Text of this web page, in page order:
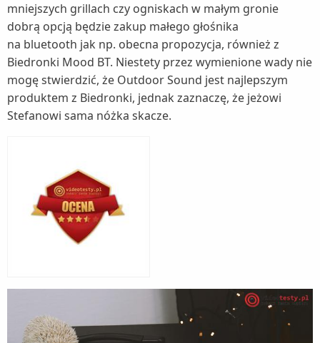
mniejszych grillach czy ogniskach w małym gronie
dobrą opcją będzie zakup małego głośnika
na bluetooth jak np. obecna propozycja, również z
Biedronki Mood BT. Niestety przez wymienione wady nie
mogę stwierdzić, że Outdoor Sound jest najlepszym
produktem z Biedronki, jednak zaznaczę, że jeżowi
Stefanowi sama nóżka skacze.